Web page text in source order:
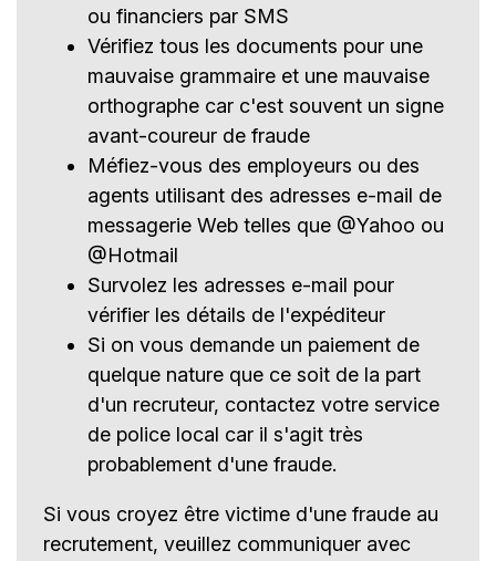
ou financiers par SMS
Vérifiez tous les documents pour une
mauvaise grammaire et une mauvaise
orthographe car c'est souvent un signe
avant-coureur de fraude
Méfiez-vous des employeurs ou des
agents utilisant des adresses e-mail de
messagerie Web telles que @Yahoo ou
@Hotmail
Survolez les adresses e-mail pour
vérifier les détails de l'expéditeur
Si on vous demande un paiement de
quelque nature que ce soit de la part
d'un recruteur, contactez votre service
de police local car il s'agit très
probablement d'une fraude.
Si vous croyez être victime d'une fraude au
recrutement, veuillez communiquer avec